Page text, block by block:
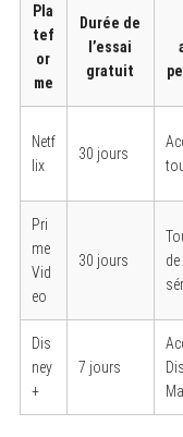
Pla
tef
or
me
Durée de
l’essai
gratuit
Netf
lix
30 jours
Pri
me
Vid
eo
30 jours
Dis
ney
+
7 jours
S
r